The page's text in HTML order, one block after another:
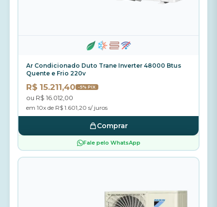
Ar Condicionado Duto Trane Inverter 48000 Btus
Quente e Frio 220v
R$ 15.211,40 -5% PIX
ou R$ 16.012,00
em 10x de R$ 1.601,20 s/ juros
Comprar
Fale pelo WhatsApp